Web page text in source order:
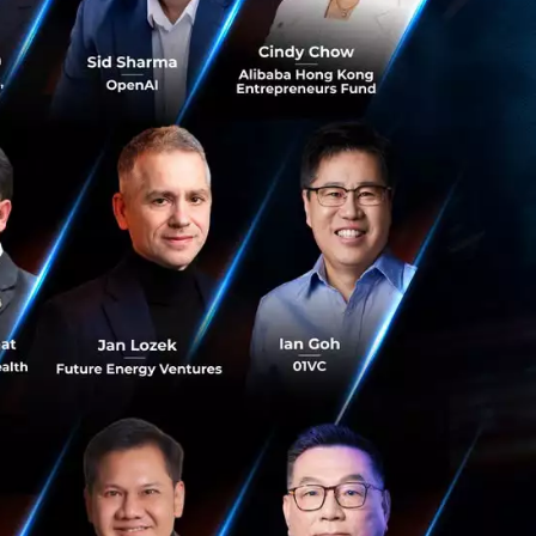
ดในฝ่ามือ
เนื่องจาก
ยบเทียบกับการ
ายนิ้วมือ
ย่างแพร่หลายใน
(self-checkout)
อเหนือ Palm
หรือ การสแกน